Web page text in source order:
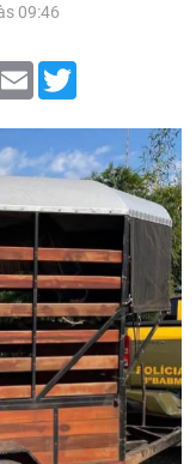
09:46
Email